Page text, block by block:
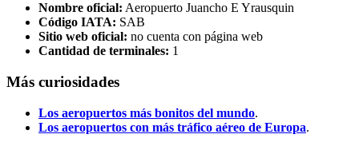
Nombre oficial: Aeropuerto Juancho E Yrausquin
Código IATA: SAB
Sitio web oficial: no cuenta con página web
Cantidad de terminales: 1
Más curiosidades
Los aeropuertos más bonitos del mundo.
Los aeropuertos con más tráfico aéreo de Europa.